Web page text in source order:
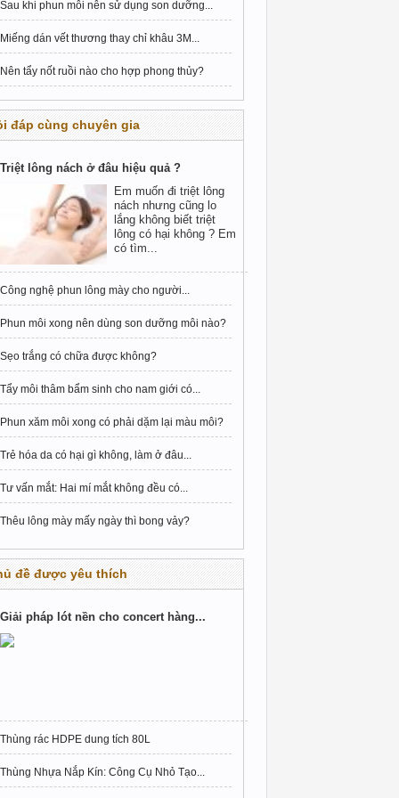
Sau khi phun môi nên sử dụng son dưỡng...
Miếng dán vết thương thay chỉ khâu 3M...
Nên tẩy nốt ruồi nào cho hợp phong thủy?
đáp cùng chuyên gia
Triệt lông nách ở đâu hiệu quả ?
Em muốn đi triệt lông
nách nhưng cũng lo
lắng không biết triệt
lông có hại không ? Em
có tìm...
Công nghệ phun lông mày cho người...
Phun môi xong nên dùng son dưỡng môi nào?
Sẹo trắng có chữa được không?
Tẩy môi thâm bẩm sinh cho nam giới có...
Phun xăm môi xong có phải dặm lại màu môi?
Trẻ hóa da có hại gì không, làm ở đâu...
Tư vấn mắt: Hai mí mắt không đều có...
Thêu lông mày mấy ngày thì bong vảy?
đề được yêu thích
Giải pháp lót nền cho concert hàng...
Thùng rác HDPE dung tích 80L
Thùng Nhựa Nắp Kín: Công Cụ Nhỏ Tạo...